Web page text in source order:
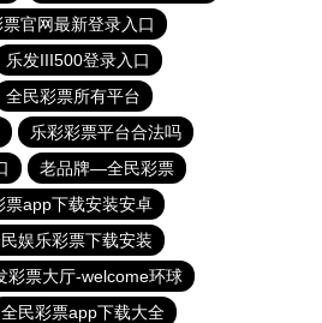
官网最新登录入口
乐发III500登录入口
全民彩票所有平台
乐彩彩票平台合法吗
老品牌—全民彩票
票app下载安装安卓
娱乐彩票下载安装
彩票大厅-welcome环球
全民彩票app下载大全